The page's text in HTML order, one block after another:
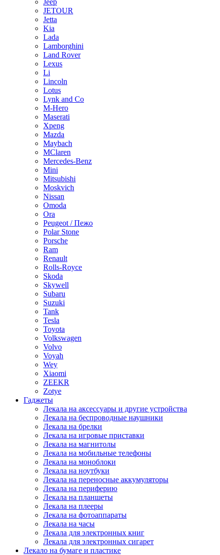
Jeep
JETOUR
Jetta
Kia
Lada
Lamborghini
Land Rover
Lexus
Li
Lincoln
Lotus
Lynk and Co
M-Hero
Maserati
Xpeng
Mazda
Maybach
MClaren
Mercedes-Benz
Mini
Mitsubishi
Moskvich
Nissan
Omoda
Ora
Peugeot / Пежо
Polar Stone
Porsche
Ram
Renault
Rolls-Royce
Skoda
Skywell
Subaru
Suzuki
Tank
Tesla
Toyota
Volkswagen
Volvo
Voyah
Wey
Xiaomi
ZEEKR
Zotye
Гаджеты
Лекала на аксессуары и другие устройства
Лекала на беспроводные наушники
Лекала на брелки
Лекала на игровые приставки
Лекала на магнитолы
Лекала на мобильные телефоны
Лекала на моноблоки
Лекала на ноутбуки
Лекала на переносные аккумуляторы
Лекала на периферию
Лекала на планшеты
Лекала на плееры
Лекала на фотоаппараты
Лекала на часы
Лекала для электронных книг
Лекала для электронных сигарет
Лекало на бумаге и пластике